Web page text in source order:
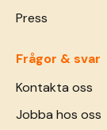
Press
Frågor & svar
Kontakta oss
Jobba hos oss